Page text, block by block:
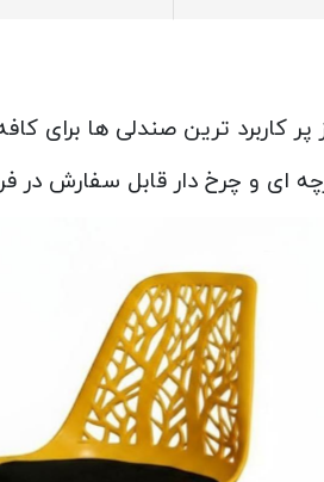
پر کاربرد ترین صندلی ها برای
ای و چرخ دار قابل سفارش در